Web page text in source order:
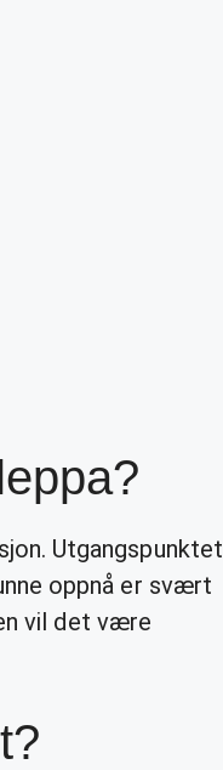
Utgangspunktet
oppnå er svært
vil det være